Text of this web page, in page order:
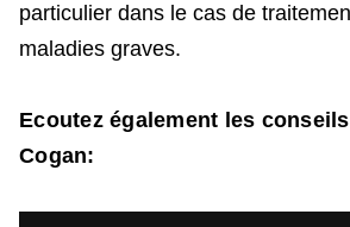
particulier dans le cas de
maladies graves.
Ecoutez également les
Cogan: